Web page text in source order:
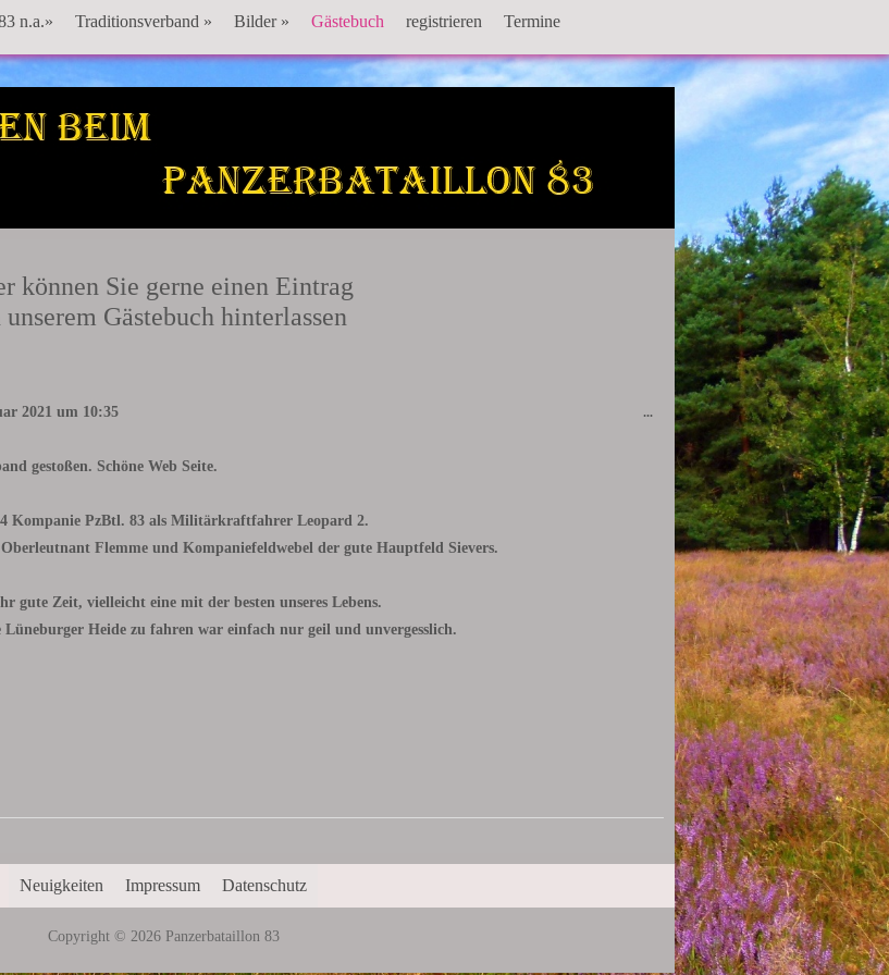
n.a.» Traditionsverband » Bilder » Gästebuch registrieren Termine
Panzerbataillon 83
können Sie gerne einen Eintrag
unserem Gästebuch hinterlassen
2021 um 10:35
gestoßen. Schöne Web Seite.
Kompanie PzBtl. 83 als Militärkraftfahrer Leopard 2.
Flemme und Kompaniefeldwebel der gute Hauptfeld Sievers.
gute Zeit, vielleicht eine mit der besten unseres Lebens.
Heide zu fahren war einfach nur geil und unvergesslich.
... Diese
Metabox
ein-/ausblenden.
Neuigkeiten Impressum Datenschutz
Copyright © 2026 Panzerbataillon 83